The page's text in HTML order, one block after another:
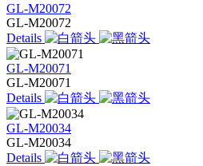
GL-M20072
GL-M20072
Details
GL-M20071
GL-M20071
Details
GL-M20034
GL-M20034
Details